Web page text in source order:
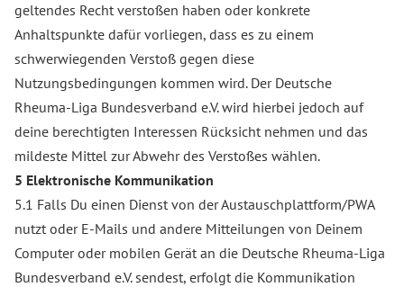
geltendes Recht verstoßen haben oder konkrete
Anhaltspunkte dafür vorliegen, dass es zu einem
schwerwiegenden Verstoß gegen diese
Nutzungsbedingungen kommen wird. Der Deutsche
Rheuma-Liga Bundesverband e.V. wird hierbei jedoch auf
deine berechtigten Interessen Rücksicht nehmen und das
mildeste Mittel zur Abwehr des Verstoßes wählen.
5 Elektronische Kommunikation
5.1 Falls Du einen Dienst von der Austauschplattform/PWA
nutzt oder E-Mails und andere Mitteilungen von Deinem
Computer oder mobilen Gerät an die Deutsche Rheuma-Liga
Bundesverband e.V. sendest, erfolgt die Kommunikation